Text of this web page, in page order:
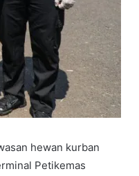
hewan kurban
Petikemas